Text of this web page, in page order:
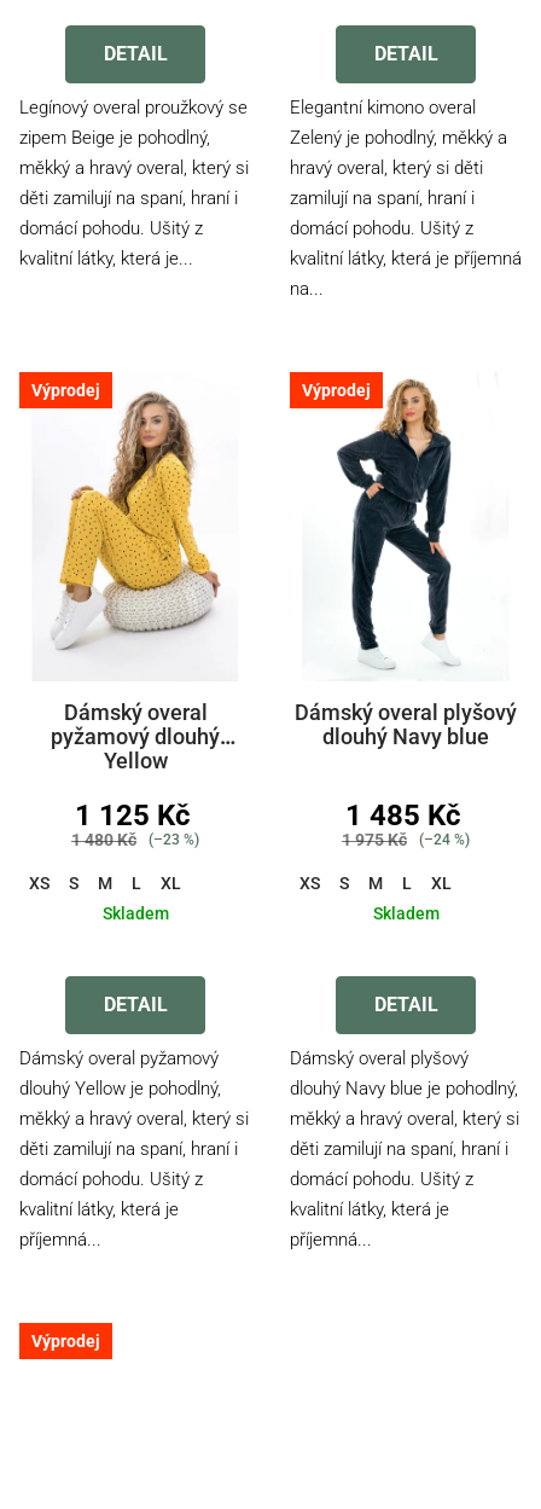
hodnocení
produktu
5,0
5
hvězdiček.
DETAIL
Legínový overal proužkový se
zipem Beige je pohodlný,
měkký a hravý overal, který si
děti zamilují na spaní, hraní i
domácí pohodu. Ušitý z
kvalitní látky, která je...
DETAIL
Elegantní kimono overal
Zelený je pohodlný, měkký a
hravý overal, který si děti
zamilují na spaní, hraní i
domácí pohodu. Ušitý z
kvalitní látky, která je příjemná
na...
Výprodej
Dámský overal
pyžamový dlouhý
Yellow
1 125 Kč
1 480 Kč (–23 %)
XS S M L
XL
Skladem
hodnocení
produktu
4,4
z
5
hvězdiček.
DETAIL
Dámský overal pyžamový
dlouhý Yellow je pohodlný,
měkký a hravý overal, který si
děti zamilují na spaní, hraní i
domácí pohodu. Ušitý z
kvalitní látky, která je
příjemná...
Výprodej
Dámský overal plyšový
dlouhý Navy blue
1 485 Kč
1 975 Kč (–24 %)
XS S M L
XL
Skladem
hodnocení
produktu
4,2
z
5
hvězdiček.
DETAIL
Dámský overal plyšový
dlouhý Navy blue je pohodlný,
měkký a hravý overal, který si
děti zamilují na spaní, hraní i
domácí pohodu. Ušitý z
kvalitní látky, která je
příjemná...
Výprodej